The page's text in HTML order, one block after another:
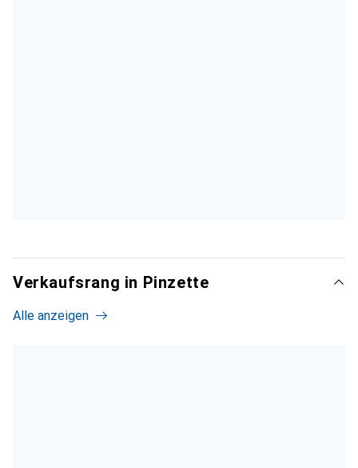
Verkaufsrang in Pinzette
Alle anzeigen